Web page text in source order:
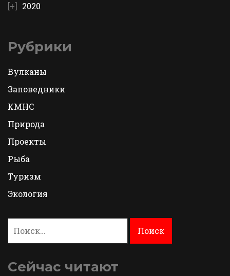
2020
Рубрики
Вулканы
Заповедники
КМНС
Природа
Проекты
Рыба
Туризм
Экология
Сейчас читают